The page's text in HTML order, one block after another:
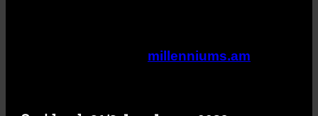
millenniums.am